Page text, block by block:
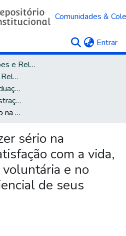
Comunidades &
Entrar
Teses, Dissertações e Relatórios
Teses, Dissertações e Relatórios defendidos na UCS
Programa de Pós-Graduação em Administração
Doutorado em Administração
Influência do lazer sério na felicidade, na satisfação com a vida, na simplicidade voluntária e no consumo experiencial de seus praticantes
sério na
com a vida,
e no
de seus